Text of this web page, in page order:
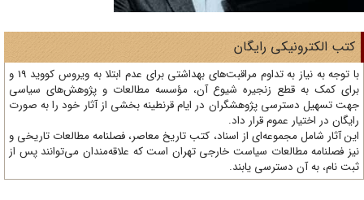
الکترونیکی رایگان
با توجه به نیاز به تداوم مراقبت‌های بهداشتی برای عدم ابتلا به ویروس کووید 19 و
کمک به قطع زنجیره شیوع آن، مؤسسه مطالعات و پژوهش‌های سیاسی
تسهیل دسترسی پژوهشگران در ایام قرنطینه بخشی از آثار خود را به صورت
در اختیار عموم قرار داد.
آثار شامل مجموعه‌ای از اسناد، کتب تاریخ معاصر، فصلنامه‌ مطالعات تاریخی و
فصلنامه مطالعات سیاست خارجی تهران است که علاقه‌مندان می‌توانند پس از
نام، به آن دسترسی یابند.